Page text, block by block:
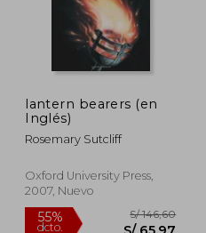
dcto.
lantern bearers (en
Inglés)
Rosemary Sutcliff
Oxford University Press,
2007, Nuevo